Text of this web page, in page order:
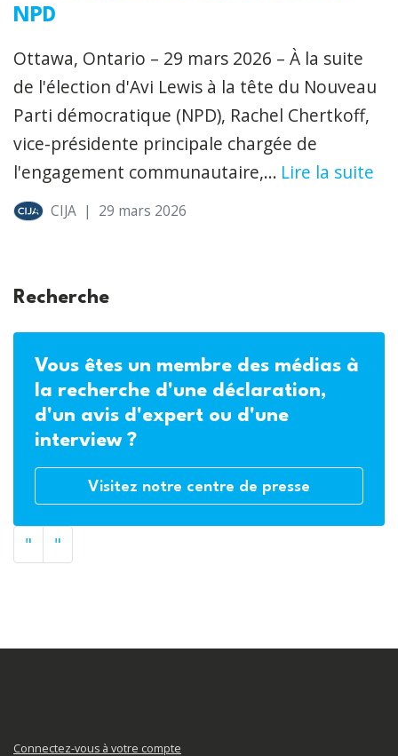
NPD
Ottawa, Ontario – 29 mars 2026 – À la suite
de l'élection d'Avi Lewis à la tête du Nouveau
Parti démocratique (NPD), Rachel Chertkoff,
vice-présidente principale chargée de
l'engagement communautaire,... Lire la suite
CIJA | 29 mars 2026
Recherche
Vous êtes un membre des médias à
la recherche d'une déclaration,
d'un avis d'expert ou d'une
interview ?
Visitez notre centre de presse
" "
Connectez-vous à votre compte